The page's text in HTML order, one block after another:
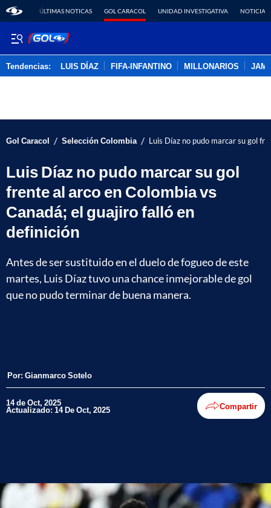
ÚLTIMAS NOTICAS GOL CARACOL UNIDAD INVESTIGATIVA NOTICIAS
Tendencias: LUIS DÍAZ FIFA-INFANTINO MILLONARIOS
Gol Caracol / Selección Colombia / Luis Díaz no pudo marcar su gol
Luis Díaz no pudo marcar su gol
frente al arco en Colombia vs
Canadá; el guajiro falló en
definición
Antes de ser sustituido en el duelo de fogueo de este
martes, Luis Díaz tuvo una chance inmejorable de gol
que no pudo terminar de buena manera.
Por: Gianmarco Sotelo
14 de Oct, 2025
Actualizado: 14 De Oct, 2025 Compartir